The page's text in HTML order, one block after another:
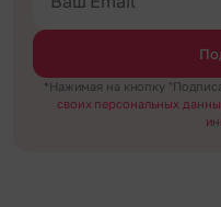
*Нажимая на кнопку
своих персональных